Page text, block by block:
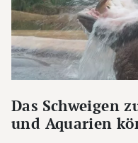
Das Schweigen
und Aquarien